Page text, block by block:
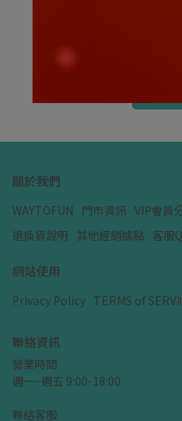
關於我們
WAYTOFUN 門市資訊 VIP會員
退換貨說明 其他經銷據點 客服
網站使用
Privacy Policy TERMS of
聯絡資訊
營業時間
週一~週五 9:00-18:00
聯絡客服